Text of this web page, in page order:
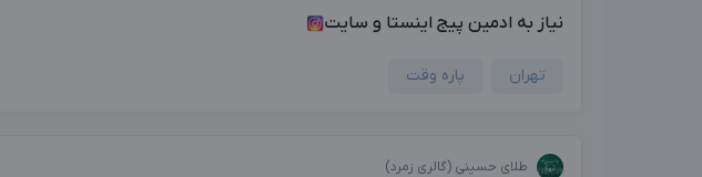
نیاز به ادمین پیج اینستا و سایت
تهران پاره وقت
طلای حسینی (گالری زمرد)